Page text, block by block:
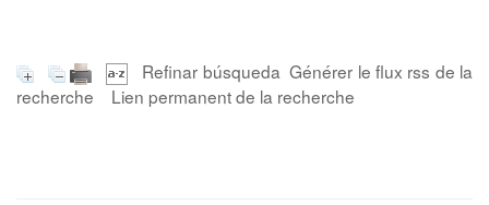
Refinar búsqueda Générer le flux rss de la
recherche
Lien permanent de la recherche